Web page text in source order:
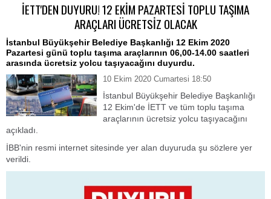
İETT'DEN DUYURU! 12 EKİM PAZARTESİ TOPLU TAŞIMA
ARAÇLARI ÜCRETSİZ OLACAK
İstanbul Büyükşehir Belediye Başkanlığı 12 Ekim 2020
Pazartesi günü toplu taşıma araçlarının 06,00-14.00 saatleri
arasında ücretsiz yolcu taşıyacağını duyurdu.
10 Ekim 2020 Cumartesi 18:50
İstanbul Büyükşehir Belediye Başkanlığı
12 Ekim'de İETT ve tüm toplu taşıma
araçlarının ücretsiz yolcu taşıyacağını
açıkladı.
İBB'nin resmi internet sitesinde yer alan duyuruda şu sözlere yer
verildi.